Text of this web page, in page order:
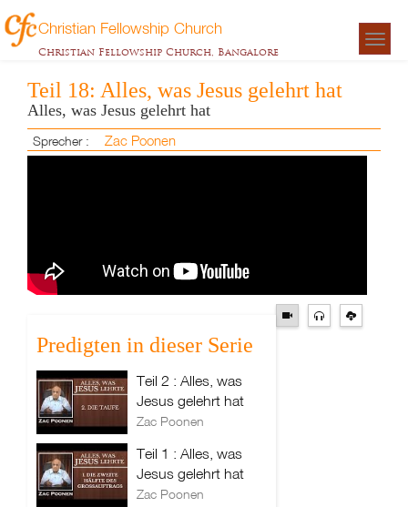
Christian Fellowship Church
Christian Fellowship Church, Bangalore
Teil 18: Alles, was Jesus gelehrt hat
Alles, was Jesus gelehrt hat
Sprecher : Zac Poonen
Predigten in dieser Serie
Teil 2 : Alles, was
Jesus gelehrt hat
Zac Poonen
Teil 1 : Alles, was
Jesus gelehrt hat
Zac Poonen